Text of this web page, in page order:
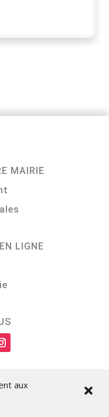
aux
MAIRIE
LIGNE